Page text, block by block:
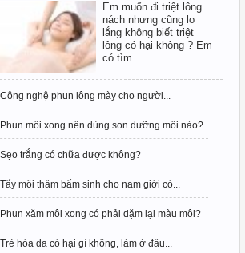
Em muốn đi triệt lông
nách nhưng cũng lo
lắng không biết triệt
lông có hại không ? Em
có tìm...
Công nghệ phun lông mày cho người...
Phun môi xong nên dùng son dưỡng môi nào?
Sẹo trắng có chữa được không?
Tẩy môi thâm bẩm sinh cho nam giới có...
Phun xăm môi xong có phải dặm lại màu môi?
Trẻ hóa da có hại gì không, làm ở đâu...